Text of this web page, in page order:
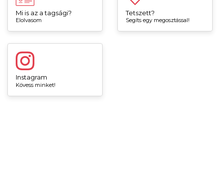
Mi is az a tagsági?
Elolvasom
Tetszett?
Segíts egy megosztással!
Instagram
Kövess minket!